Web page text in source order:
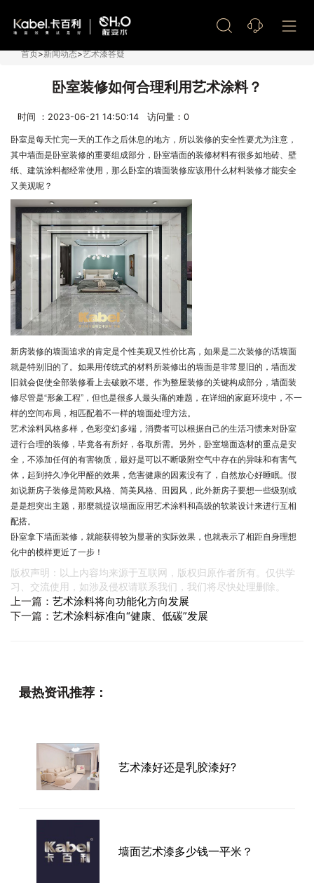
首页>新闻动态>艺术漆答疑
卧室装修如何合理利用艺术涂料？
时间 ：2023-06-21 14:50:14 访问量： 0
卧室是每天忙完一天的工作之后休息的地方，所以装修的安全性要尤为注意，
其中墙面是卧室装修的重要组成部分，卧室墙面的装修材料有很多如地砖、壁
纸、建筑涂料都经常使用，那么卧室的墙面装修应该用什么材料装修才能安全
又美观呢？
新房装修的墙面追求的肯定是个性美观又性价比高，如果是二次装修的话墙面
就是特别旧的了。如果用传统式的材料所装修出的墙面是非常显旧的，墙面发
旧就会促使全部装修看上去破败不堪。作为整屋装修的关键构成部分，墙面装
修尽管是“形象工程”，但也是很多人最头痛的难题，在详细的家庭环境中，不一
样的空间布局，相匹配着不一样的墙面处理方法。
艺术涂料风格多样，色彩变幻多端，消费者可以根据自己的生活习惯来对卧室
进行合理的装修，毕竟各有所好，各取所需。另外，卧室墙面选材的重点是安
全，不添加任何的有害物质，最好是可以不断吸附空气中存在的异味和有害气
体，起到持久净化甲醛的效果，危害健康的因素没有了，自然放心好睡眠。假
如说新房子装修是简欧风格、简美风格、田园风，此外新房子要想一些级别或
是是想突出主题，那麼就提议墙面应用艺术涂料和高级的软装设计来进行互相
配搭。
卧室拿下墙面装修，就能获得较为显著的实际效果，也就表示了相距自身理想
化中的模样更近了一步！
版权声明：以上内容均来源于互联网，版权归原作者所有。仅供学
习、交流使用，如涉及侵权请联系我们，我们将尽快处理删除。
上一篇： 艺术涂料将向功能化方向发展
下一篇： 艺术涂料标准向“健康、低碳”发展
最热资讯推荐：
艺术漆好还是乳胶漆好?
墙面艺术漆多少钱一平米？